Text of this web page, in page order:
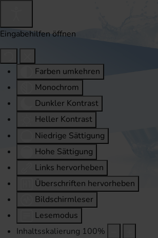
Eingabehilfen öffnen
Farben umkehren
Monochrom
Dunkler Kontrast
Heller Kontrast
Niedrige Sättigung
Hohe Sättigung
Links hervorheben
Überschriften hervorheben
Bildschirmleser
Lesemodus
Inhaltsskalierung 100%